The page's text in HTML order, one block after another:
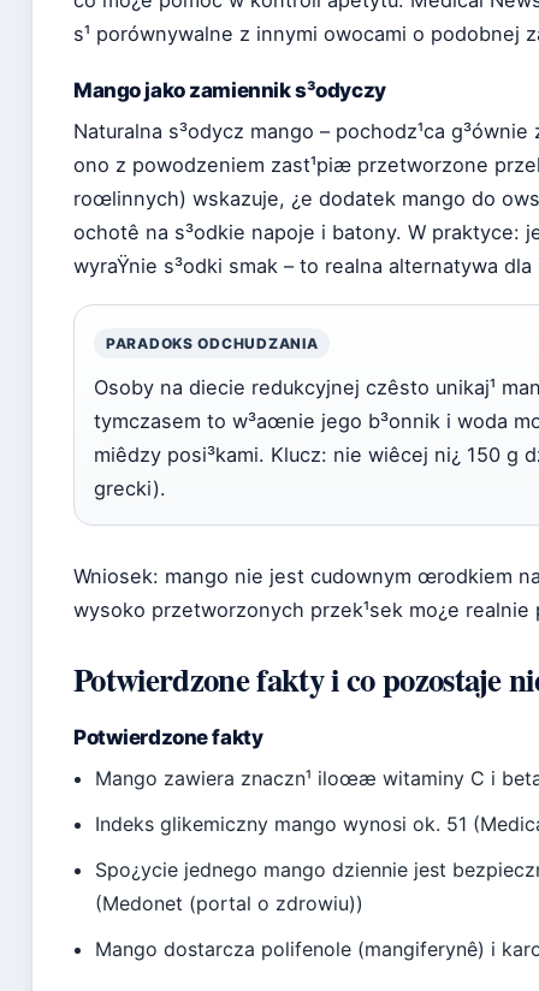
s¹ porównywalne z innymi owocami o podobnej
Mango jako zamiennik s³odyczy
Naturalna s³odycz mango – pochodz¹ca
ono z powodzeniem zast¹piæ przetworzone
roœlinnych) wskazuje, ¿e dodatek mango do
ochotê na s³odkie napoje i batony. W praktyce:
wyraŸnie s³odki smak – to realna alternatywa dla
PARADOKS ODCHUDZANIA
Osoby na diecie redukcyjnej czêsto unikaj¹
tymczasem to w³aœnie jego b³onnik i woda
miêdzy posi³kami. Klucz: nie wiêcej ni¿ 150 g
grecki).
Wniosek: mango nie jest cudownym œrodkiem
wysoko przetworzonych przek¹sek mo¿e
Potwierdzone fakty i co pozostaje
Potwierdzone fakty
Mango zawiera znaczn¹ iloœæ witaminy C i
Indeks glikemiczny mango wynosi ok. 51
Spo¿ycie jednego mango dziennie jest
(Medonet (portal o zdrowiu))
Mango dostarcza polifenole (mangiferynê) i